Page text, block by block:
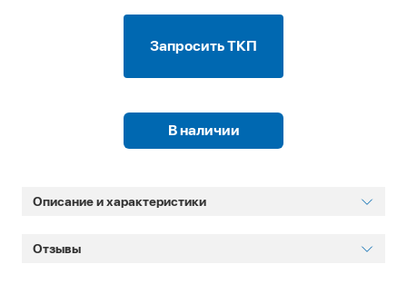
Запросить ТКП
В наличии
Описание и характеристики
Отзывы